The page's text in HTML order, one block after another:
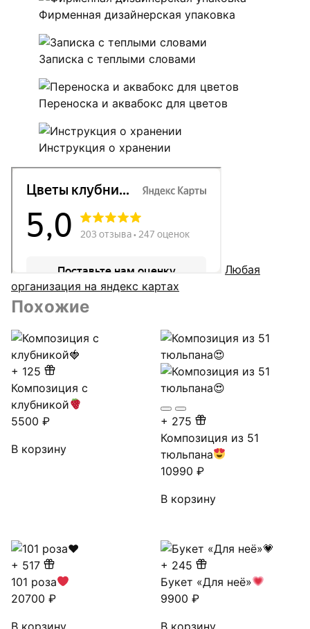
Фирменная дизайнерская упаковка
Записка с теплыми словами
Переноска и аквабокс для цветов
Инструкция о хранении
Любая
организация на яндекс картах
Похожие
+ 125
Композиция с
клубникой
5500 ₽
В корзину
+ 275
Композиция из 51
тюльпана
10990₽
В корзину
+ 517
101 роза
20700 ₽
В корзину
+ 245
Букет «Для неё»
9900₽
В корзину